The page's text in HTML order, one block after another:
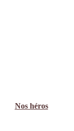
Nos héros